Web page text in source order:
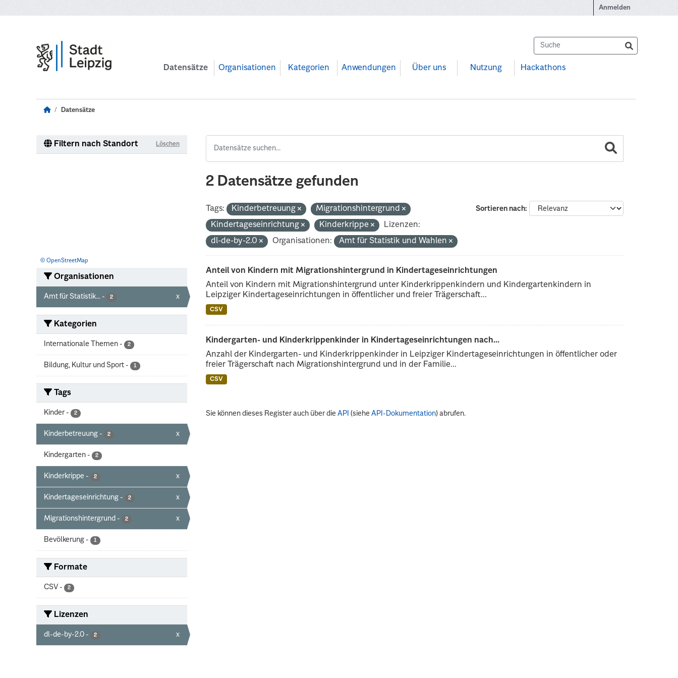
Anmelden
Datensätze Organisationen Kategorien Anwendungen Über uns Nutzung Hackathons
Datensätze
Filtern nach Standort Löschen
© OpenStreetMap
Organisationen
Amt für Statistik... - 2 x
Kategorien
Internationale Themen - 2
Bildung, Kultur und Sport - 1
Tags
Kinder - 2
Kinderbetreuung - 2 x
Kindergarten - 2
Kinderkrippe - 2 x
Kindertageseinrichtung - 2 x
Migrationshintergrund - 2 x
Bevölkerung - 1
Formate
CSV - 2
Lizenzen
dl-de-by-2.0 - 2 x
2 Datensätze gefunden
Sortieren nach
Tags: Kinderbetreuung
Migrationshintergrund
Kindertageseinrichtung
Kinderkrippe
Lizenzen:
dl-de-by-2.0
Organisationen: Amt für Statistik und Wahlen
Anteil von Kindern mit Migrationshintergrund in Kindertageseinrichtungen
Anteil von Kindern mit Migrationshintergrund unter Kinderkrippenkindern und Kindergartenkindern in
Leipziger Kindertageseinrichtungen in öffentlicher und freier Trägerschaft...
CSV
Kindergarten- und Kinderkrippenkinder in Kindertageseinrichtungen nach...
Anzahl der Kindergarten- und Kinderkrippenkinder in Leipziger Kindertageseinrichtungen in öffentlicher oder
freier Trägerschaft nach Migrationshintergrund und in der Familie...
CSV
Sie können dieses Register auch über dieAPI (sieheAPI-Dokumentation) abrufen.